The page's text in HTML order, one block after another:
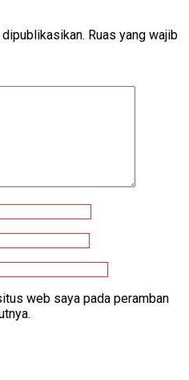
Ruas yang wajib
web saya pada peramban